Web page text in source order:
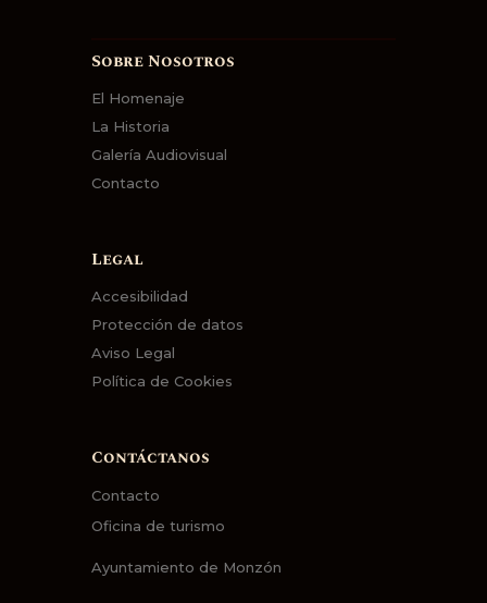
Sobre Nosotros
El Homenaje
La Historia
Galería Audiovisual
Contacto
Legal
Accesibilidad
Protección de datos
Aviso Legal
Política de Cookies
Contáctanos
Contacto
Oficina de turismo
Ayuntamiento de Monzón